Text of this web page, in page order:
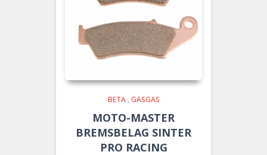
BETA, GASGAS
MOTO-MASTER
BREMSBELAG SINTER
PRO RACING